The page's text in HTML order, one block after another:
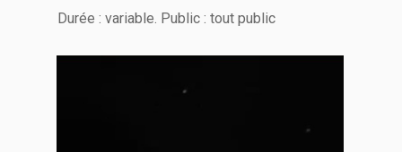
Durée : variable. Public : tout public